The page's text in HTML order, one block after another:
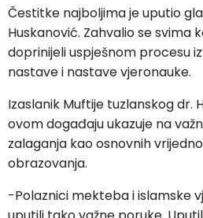
Čestitke najboljima je uputio
Huskanović. Zahvalio se svima
doprinijeli uspješnom procesu
nastave i nastave vjeronauke.
Izaslanik Muftije tuzlanskog dr.
ovom događaju ukazuje na
zalaganja kao osnovnih
obrazovanja.
-Polaznici mekteba i islamske